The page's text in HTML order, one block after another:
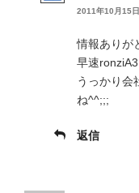
2011年10月15
情報ありが
早速
うっかり会
ね^^;;;
返信